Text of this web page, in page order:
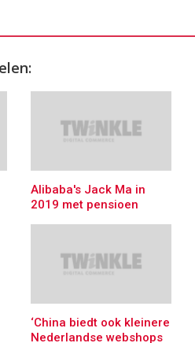
Alibaba's Jack Ma in
2019 met pensioen
‘China biedt ook kleinere
Nederlandse webshops